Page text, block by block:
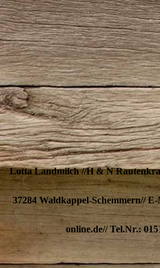
Lotta Landmilch //H & N
37284 Waldkappel-Schemmern//
online.de// Tel.Nr.: